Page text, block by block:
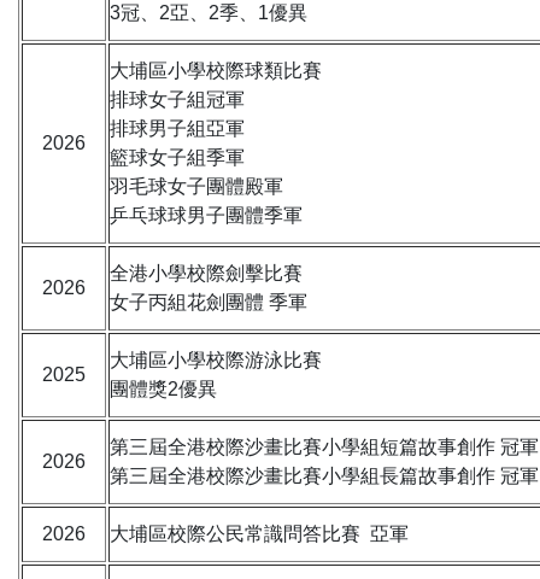
3冠、2亞、2季、1優異
2026
大埔區小學校際球類比賽
排球女子組冠軍
排球男子組亞軍
籃球女子組季軍
羽毛球女子團體殿軍
乒乓球球男子團體季軍
2026
全港小學校際劍擊比賽
女子丙組花劍團體 季軍
2025
大埔區小學校際游泳比賽
團體獎2優異
2026
第三屆全港校際沙畫比賽小學組短篇故事創作 冠軍
第三屆全港校際沙畫比賽小學組長篇故事創作 冠軍
2026 大埔區校際公民常識問答比賽 亞軍